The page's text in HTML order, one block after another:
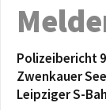
Polizeibericht
Zwenkauer
Leipziger S-